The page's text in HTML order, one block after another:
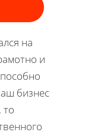
на
и
бизнес
то